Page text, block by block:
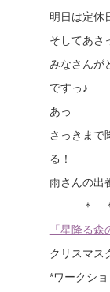
明日は定休
そしてあさ
みなさんが
ですっ♪
あっ
さっきまで
る！
雨さんの出
＊ ＊
「星降る森
クリスマス
*ワークシ